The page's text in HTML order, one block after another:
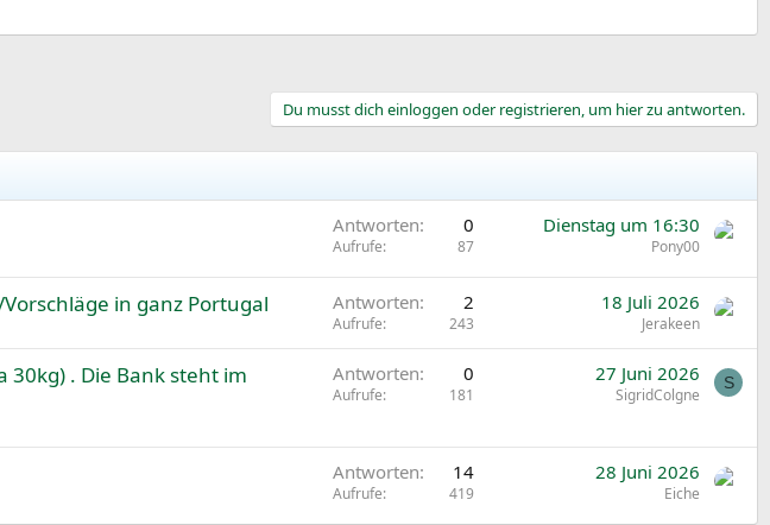
Du musst dich einloggen oder registrieren, um hier zu antworten.
Antworten 0
Aufrufe 87
Dienstag um 16:30
Pony00
in ganz Portugal Antworten 2
Aufrufe 243
18 Juli 2026
Jerakeen
. Die Bank steht im
Antworten 0
Aufrufe 181
27 Juni 2026
SigridColgne
S
Antworten 14
Aufrufe 419
28 Juni 2026
Eiche